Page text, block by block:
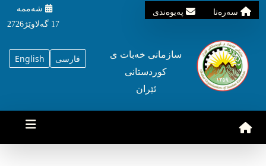
سه‌ره‌تا په‌یوه‌ندی
شه‌ممه‌
17 گه‌لاوێژ2726
English فارسی
سازمانی خه‌بات ی
کوردستانی
ئێران